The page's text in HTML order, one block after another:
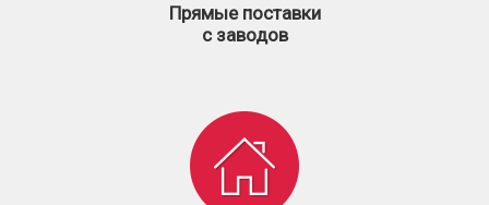
Прямые поставки
с заводов